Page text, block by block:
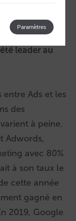
rapport aux
leader au
Ads et les
des
à peine.
Adwords,
avec 80%
à son taux le
cette année
gagné en
2019, Google
Paramètres